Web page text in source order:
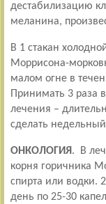
дестабилизацию
меланина,
В 1 стакан
Моррисона-
малом огне в
Принимать 3 раза
лечения –
сделать
ОНКОЛОГИЯ. В
корня горичника
спирта или водки.
день по 25-30